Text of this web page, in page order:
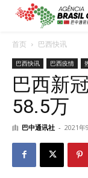
首页 巴西快讯
巴西快讯 巴西疫情
巴西新
58.5万
由 巴中通讯社 - 2021年